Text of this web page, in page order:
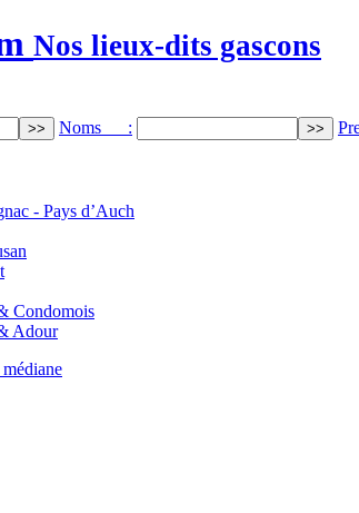
Nos lieux-dits gascons
Noms :
- Pays d’Auch
Condomois
Adour